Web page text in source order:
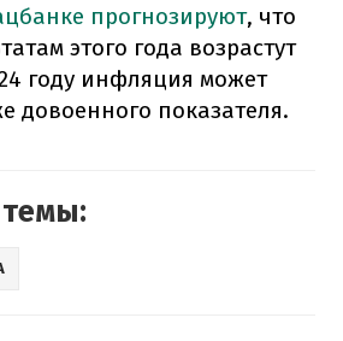
прогнозируют, что
этого года возрастут
году инфляция может
довоенного показателя.